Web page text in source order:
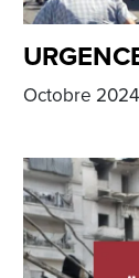
Octobre 2024